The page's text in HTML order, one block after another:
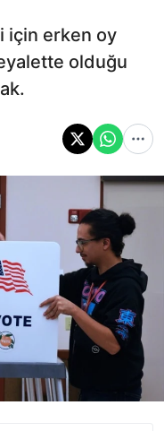
için erken oy
olduğu